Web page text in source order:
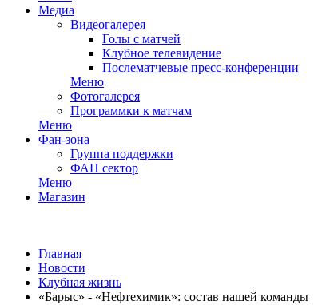
Медиа
Видеогалерея
Голы с матчей
Клубное телевидение
Послематчевые пресс-конференции
Меню
Фотогалерея
Программки к матчам
Меню
Фан-зона
Группа поддержки
ФАН сектор
Меню
Магазин
Главная
Новости
Клубная жизнь
«Барыс» - «Нефтехимик»: состав нашей команды